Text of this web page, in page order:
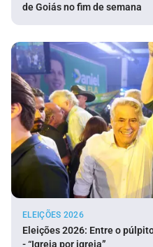
de Goiás no fim de semana
ELEIÇÕES 2026
Eleições 2026: Entre o
- “Igreja por igreja”